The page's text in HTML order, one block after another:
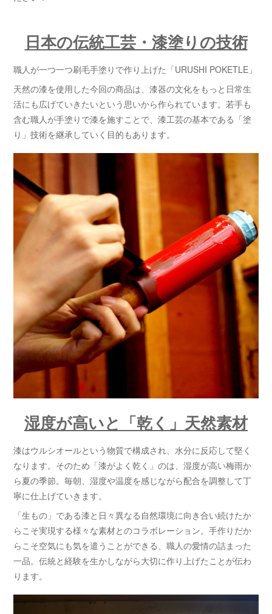
日本の伝統工芸・漆塗りの技術
職人が一つ一つ刷毛手塗りで作り上げた「URUSHI POKETLE」
天然の漆を使用した今回の商品は、漆器の文化をもっと日常生
活にも広げていきたいという思いから作られています。若手も
含む職人が手塗りで漆を施すことで、漆工芸の基本である「塗
り」技術を継承していく目的もあります。
湿度が高いと「乾く」天然素材
漆はウルシオールという物質で構成され、水分に反応して堅く
なります。そのため「漆がよく乾く」のは、湿度が高い梅雨か
ら夏の季節。毎朝、湿度や温度を感じながら配合を調整して丁
寧に仕上げていきます。
「生もの」である漆と日々異なる自然環境に向き合い続けたか
らこそ実現する様々な素材とのコラボレーション。手作りだか
らこそ空気にも気を遣うことができる、職人の愛情の詰まった
一品。伝統と経験を生かしながら大切に作り上げたことが伝わ
ります。